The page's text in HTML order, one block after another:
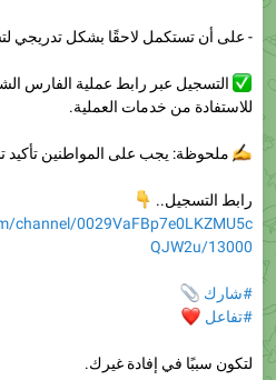
ملحوظة: يجب على المواطنين تأكيد
رابط التسجيل..
QJW2u/13000
#شارك
لتكون سببًا في إفادة غيرك.